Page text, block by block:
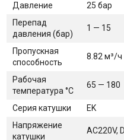
Давление
25 бар
Перепад
давления (бар)
1 — 15
Пропускная
способность
8.82 м³/ч
Рабочая
температура °С
65 — 180
Серия катушки
EK
Напряжение
катушки
AC220V,